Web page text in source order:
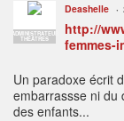
ADMINISTRATEUR
THÉÂTRES
Deashelle
http://
femmes-
Un paradoxe écrit
embarrassse ni du
des enfants...